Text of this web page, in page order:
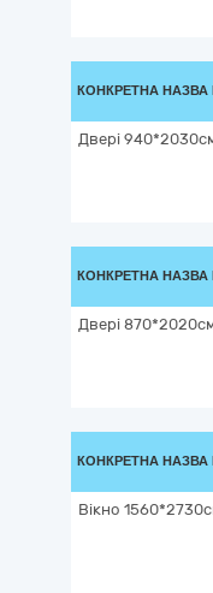
КОНКРЕТНА НАЗВА
Двері
КОНКРЕТНА НАЗВА
Двері
КОНКРЕТНА НАЗВА
Вікно